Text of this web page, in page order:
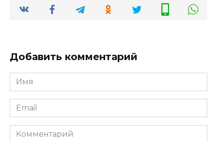
Добавить комментарий
Имя
*
Email
*
Комментарий